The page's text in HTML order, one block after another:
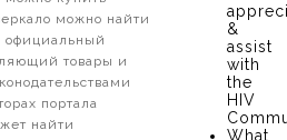
можно найти
официальный
товары и
портала
найти
&
assist
with
the
HIV
What